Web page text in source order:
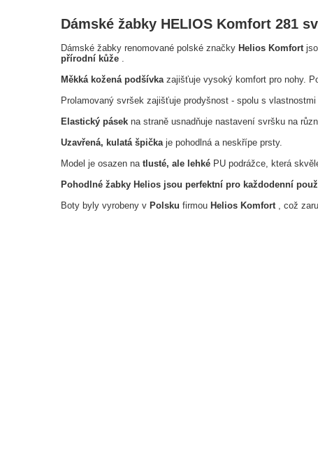
Dámské žabky HELIOS Komfort 281
Dámské žabky renomované polské značky Helios Komfort
přírodní kůže .
Měkká kožená podšívkazajišťuje vysoký komfort pro nohy.
Prolamovaný svršek zajišťuje prodyšnost - spolu s
Elastický pásek na straně usnadňuje nastavení svršku na
Uzavřená, kulatá špičkaje pohodlná a neskřípe prsty.
Model je osazen na tlusté, ale lehké PU podrážce, která
Pohodlné žabky Helios jsou perfektní pro každodenní
Boty byly vyrobeny v Polsku firmou Helios Komfort, což